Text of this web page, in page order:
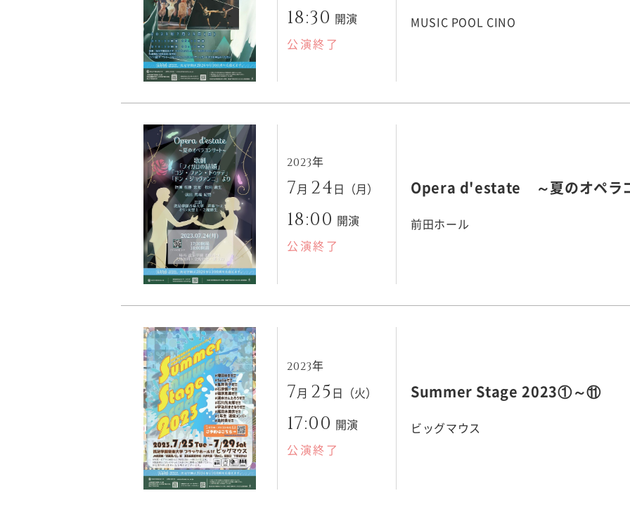
18:30 開演
公演終了
MUSIC POOL CINO
2023年
7月 24日（月）
18:00 開演
公演終了
Opera d'estate ～夏のオペラ
前田ホール
2023年
7月 25 日（火）
17:00 開演
公演終了
Summer Stage 2023①～⑪
ビッグマウス